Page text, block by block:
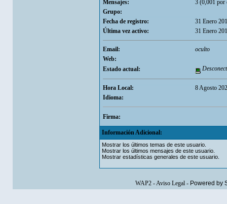
Mensajes:
3 (0,001 por
Grupo:
Fecha de registro:
31 Enero
Última vez activo:
31 Enero
Email:
oculto
Web:
Estado actual:
Hora Local:
8 Agosto
Idioma:
Firma:
Información Adicional:
Mostrar los últimos temas de este usuario.
Mostrar los últimos mensajes de este usuario.
Mostrar estadísticas generales de este usuario.
WAP2-Aviso Legal- Powered by